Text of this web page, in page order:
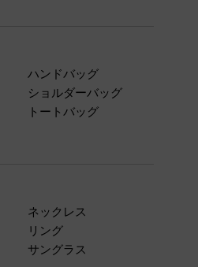
ハンドバッグ
ショルダーバッグ
トートバッグ
ネックレス
リング
サングラス